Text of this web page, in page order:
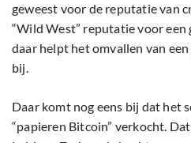
geweest voor de reputatie van
“Wild West” reputatie voor een
daar helpt het omvallen van
bij.
Daar komt nog eens bij dat het
“papieren Bitcoin” verkocht.